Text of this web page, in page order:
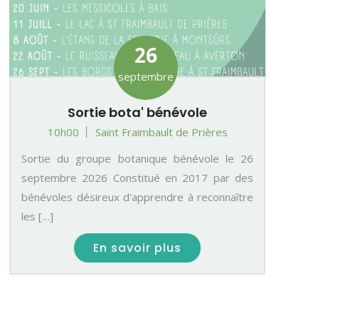
26
septembre
Sortie bota' bénévole
10h00
Saint Fraimbault de Prières
Sortie du groupe botanique bénévole le 26
septembre 2026 Constitué en 2017 par des
bénévoles désireux d'apprendre à reconnaître
les […]
En savoir plus